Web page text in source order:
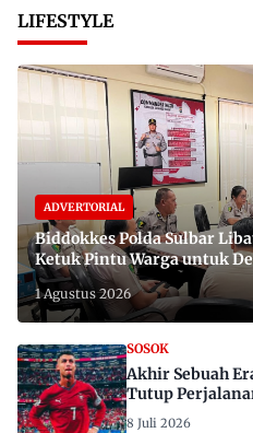
LIFESTYLE
ADVERTORIAL
Biddokkes Polda Sulbar
Ketuk Pintu Warga untuk
1 Agustus 2026
SOSOK
Akhir Sebuah
Tutup
8 Juli 2026